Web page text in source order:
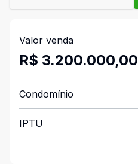
Valor venda
R$ 3.200.000,00
Condomínio
IPTU